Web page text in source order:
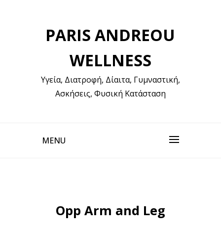
PARIS ANDREOU
WELLNESS
Υγεία, Διατροφή, Δίαιτα, Γυμναστική,
Ασκήσεις, Φυσική Κατάσταση
MENU
Opp Arm and Leg